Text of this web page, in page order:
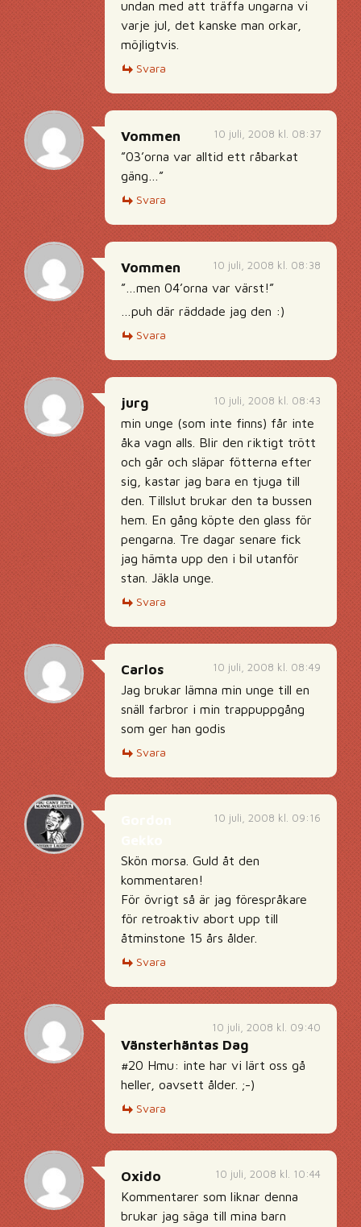
undan med att träffa ungarna vi
varje jul, det kanske man orkar,
möjligtvis.
Svara
10 juli, 2008 kl. 08:37
Vommen
”03’orna var alltid ett råbarkat
gäng…”
Svara
10 juli, 2008 kl. 08:38
Vommen
”…men 04’orna var värst!”
…puh där räddade jag den :)
Svara
10 juli, 2008 kl. 08:43
jurg
min unge (som inte finns) får inte
åka vagn alls. Blir den riktigt trött
och går och släpar fötterna efter
sig, kastar jag bara en tjuga till
den. Tillslut brukar den ta bussen
hem. En gång köpte den glass för
pengarna. Tre dagar senare fick
jag hämta upp den i bil utanför
stan. Jäkla unge.
Svara
10 juli, 2008 kl. 08:49
Carlos
Jag brukar lämna min unge till en
snäll farbror i min trappuppgång
som ger han godis
Svara
10 juli, 2008 kl. 09:16
Skön morsa. Guld åt den
kommentaren!
För övrigt så är jag förespråkare
för retroaktiv abort upp till
åtminstone 15 års ålder.
Svara
10 juli, 2008 kl. 09:40
Vänsterhäntas Dag
#20 Hmu: inte har vi lärt oss gå
heller, oavsett ålder. ;-)
Svara
10 juli, 2008 kl. 10:44
Oxido
Kommentarer som liknar denna
brukar jag säga till mina barn